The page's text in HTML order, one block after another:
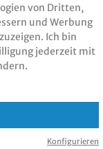
von Dritten,
und Werbung
Ich bin
jederzeit mit
Konfigurieren